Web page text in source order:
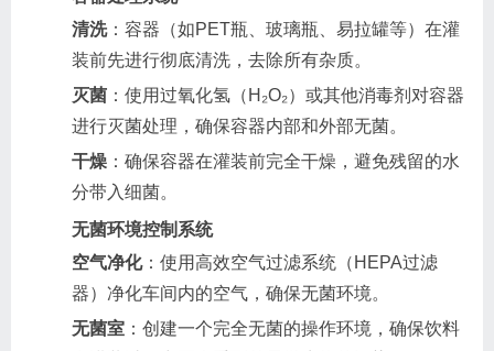
清洗：容器（如PET瓶、玻璃瓶、易拉罐等）在灌
装前先进行彻底清洗，去除所有杂质。
灭菌 ：使用过氧化氢（H₂O₂）或其他消毒剂对容器
进行灭菌处理，确保容器内部和外部无菌。
干燥 ：确保容器在灌装前完全干燥，避免残留的水
分带入细菌。
无菌环境控制系统
空气净化：使用高效空气过滤系统（HEPA过滤
器）净化车间内的空气，确保无菌环境。
无菌室 ：创建一个完全无菌的操作环境，确保饮料